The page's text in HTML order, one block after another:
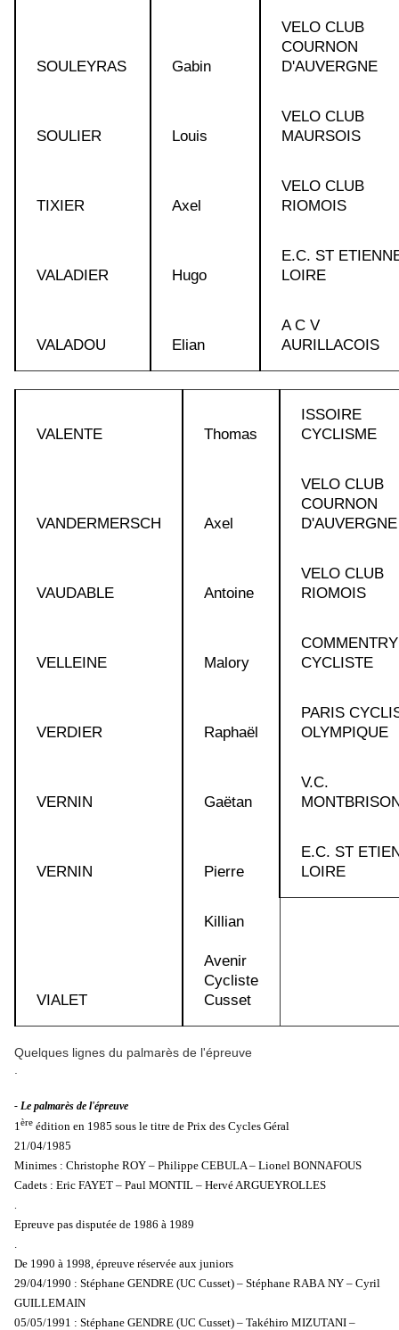
SOULEYRAS Gabin
VELO CLUB
COURNON
D'AUVERGNE
SOULIER Louis
VELO CLUB
MAURSOIS
TIXIER Axel
VELO CLUB
RIOMOIS
VALADIER Hugo
E.C. ST
LOIRE
VALADOU Elian
A C V
AURILLACOIS
VALENTE Thomas
ISSOIRE
CYCLISME
VANDERMERSCH Axel
VELO CLUB
COURNON
D'AUVERGNE
VAUDABLE Antoine
VELO CLUB
RIOMOIS
VELLEINE Malory
COMMENTRY
CYCLISTE
VERDIER Raphaël
PARIS
OLYMPIQUE
VERNIN Gaëtan
V.C.
VERNIN Pierre
E.C. ST
LOIRE
VIALET
Killian
Avenir
Cycliste
Cusset
Quelques lignes du palmarès de l'épreuve
- Le palmarès de l'épreuve
1 ère édition en 1985 sous le titre de Prix des Cycles Géral
21/04/1985
Minimes : Christophe ROY – Philippe CEBULA – Lionel BONNAFOUS
Cadets : Eric FAYET – Paul MONTIL – Hervé ARGUEYROLLES
Epreuve pas disputée de 1986 à 1989
De 1990 à 1998, épreuve réservée aux juniors
29/04/1990 : Stéphane GENDRE (UC Cusset) – Stéphane RABA NY – Cyril
GUILLEMAIN
05/05/1991 : Stéphane GENDRE (UC Cusset) – Takéhiro MIZUTANI –